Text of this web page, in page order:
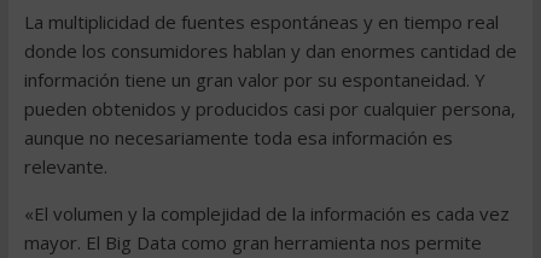
La multiplicidad de fuentes espontáneas y en tiempo real
donde los consumidores hablan y dan enormes cantidad de
información tiene un gran valor por su espontaneidad. Y
pueden obtenidos y producidos casi por cualquier persona,
aunque no necesariamente toda esa información es
relevante.
«El volumen y la complejidad de la información es cada vez
mayor. El Big Data como gran herramienta nos permite